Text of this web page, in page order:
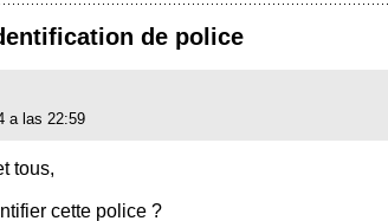
de police
a las 22:59
tous,
cette police ?